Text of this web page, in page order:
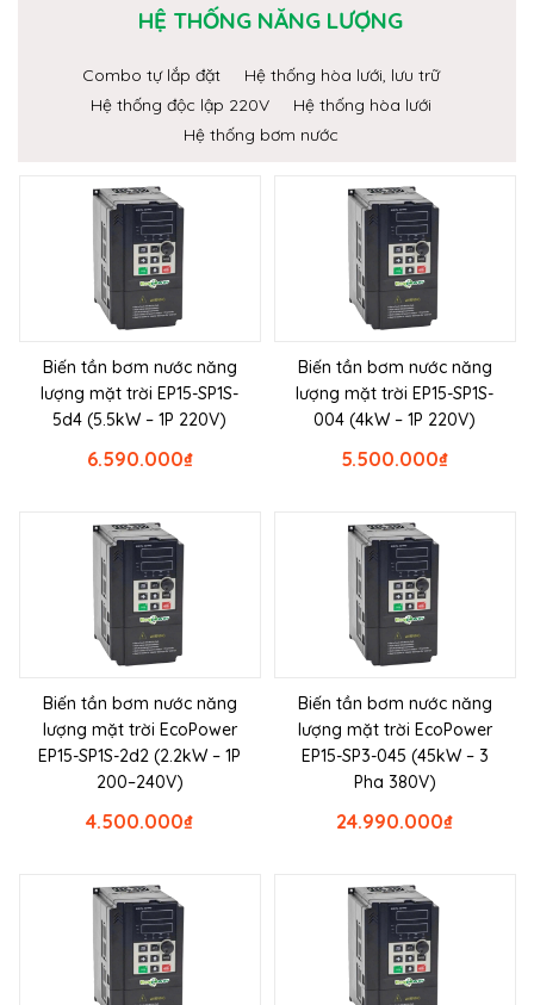
HỆ THỐNG NĂNG LƯỢNG
Combo tự lắp đặt
Hệ thống hòa lưới, lưu trữ
Hệ thống độc lập 220V
Hệ thống hòa lưới
Hệ thống bơm nước
Biến tần bơm nước năng
lượng mặt trời EP15-SP1S-
5d4 (5.5kW – 1P 220V)
₫
6.590.000
Biến tần bơm nước năng
lượng mặt trời EP15-SP1S-
004 (4kW – 1P 220V)
₫
5.500.000
Biến tần bơm nước năng
lượng mặt trời EcoPower
EP15-SP1S-2d2 (2.2kW – 1P
200–240V)
₫
4.500.000
Biến tần bơm nước năng
lượng mặt trời EcoPower
EP15-SP3-045 (45kW – 3
Pha 380V)
₫
24.990.000